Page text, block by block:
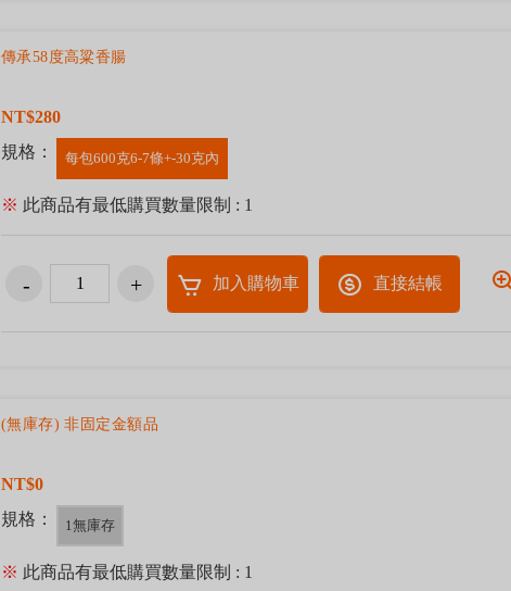
傳承58度高粱香腸
NT$280
規格：
每包600克6-7條+-30克內
※ 此商品有最低購買數量限制 : 1
加入購物車 直接結帳
(無庫存) 非固定金額品
NT$0
規格：
1無庫存
※ 此商品有最低購買數量限制 : 1